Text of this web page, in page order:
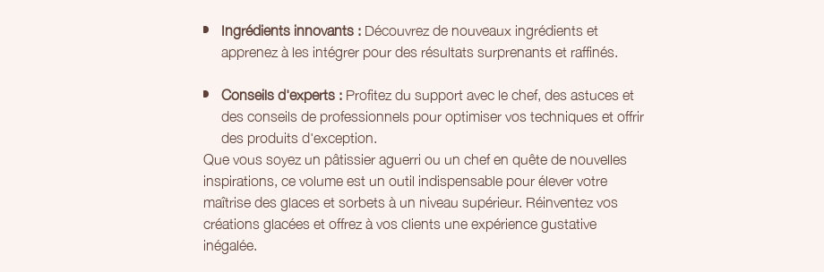
Ingrédients innovants :Découvrez de nouveaux ingrédients et
apprenez à les intégrer pour des résultats surprenants et raffinés.
Conseils d'experts :Profitez du support avec le chef, des astuces et
des conseils de professionnels pour optimiser vos techniques et offrir
des produits d'exception.
Que vous soyez un pâtissier aguerri ou un chef en quête de nouvelles
inspirations, ce volume est un outil indispensable pour élever votre
maîtrise des glaces et sorbets à un niveau supérieur. Réinventez vos
créations glacées et offrez à vos clients une expérience gustative
inégalée.